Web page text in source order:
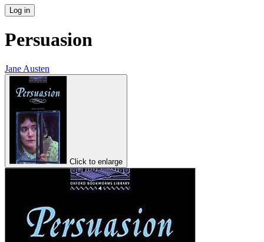
Log in
Persuasion
Jane Austen
Click to enlarge